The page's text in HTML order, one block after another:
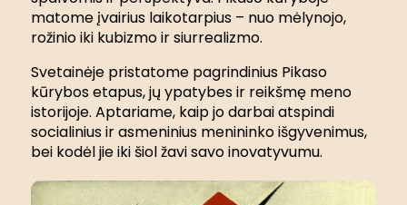
matome įvairius laikotarpius – nuo mėlynojo,
rožinio iki kubizmo ir siurrealizmo.
Svetainėje pristatome pagrindinius Pikaso
kūrybos etapus, jų ypatybes ir reikšmę meno
istorijoje. Aptariame, kaip jo darbai atspindi
socialinius ir asmeninius menininko išgyvenimus,
bei kodėl jie iki šiol žavi savo inovatyvumu.